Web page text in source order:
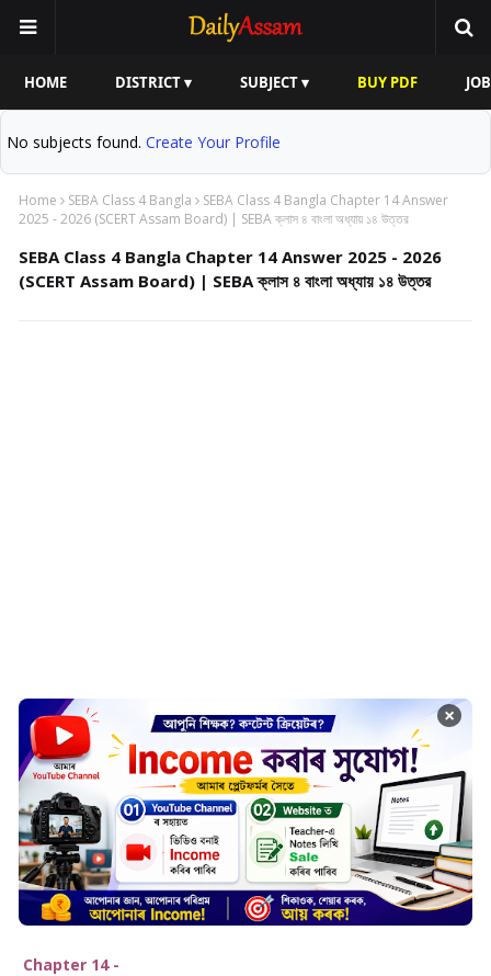
HOME DISTRICT ▾ SUBJECT ▾ BUY PDF
No subjects found. Create Your Profile
Home SEBA Class 4 Bangla
SEBA Class 4 Bangla Chapter 14 Answer
2025 - 2026 (SCERT Assam Board) | SEBA ক্লাস ৪ বাংলা অধ্যায় ১৪ উত্তর
SEBA Class 4 Bangla Chapter 14 Answer 2025 - 2026
(SCERT Assam Board) | SEBA ক্লাস ৪ বাংলা অধ্যায় ১৪ উত্তর
×
Chapter 14 -